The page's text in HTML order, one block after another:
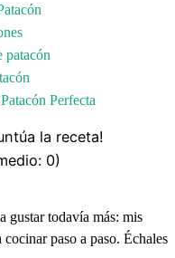
patacón
Perfecta
la receta!
0)
gustar todavía más: mis
paso a paso. Échales